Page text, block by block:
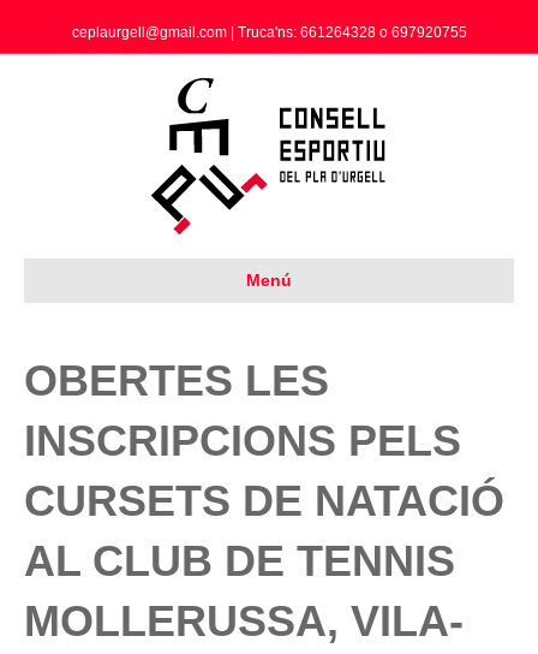
ceplaurgell@gmail.com | Truca'ns: 661264328 o 697920755
Menú
OBERTES LES
INSCRIPCIONS PELS
CURSETS DE NATACIÓ
AL CLUB DE TENNIS
MOLLERUSSA, VILA-